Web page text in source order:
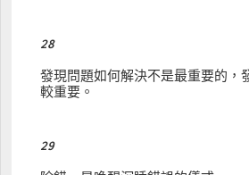
28
發現問題如何解決不是最重要的，
較重要。
29